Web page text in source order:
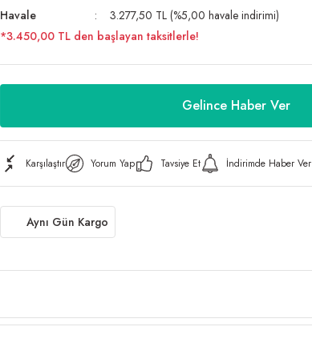
Havale
3.277,50 TL (%5,00 havale indirimi)
*3.450,00 TL den başlayan taksitlerle!
Gelince Haber Ver
Karşılaştır Yorum Yap Tavsiye Et İndirimde Haber Ver
Aynı Gün Kargo